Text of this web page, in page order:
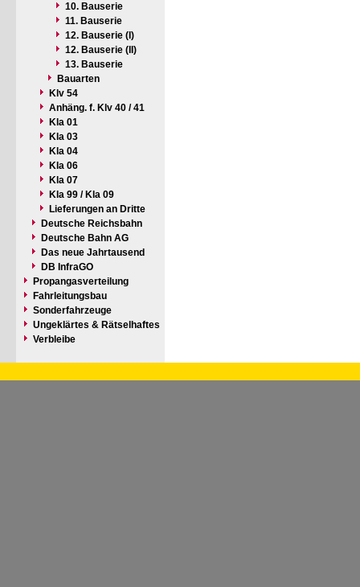
10. Bauserie
11. Bauserie
12. Bauserie (I)
12. Bauserie (II)
13. Bauserie
Bauarten
Klv 54
Anhäng. f. Klv 40 / 41
Kla 01
Kla 03
Kla 04
Kla 06
Kla 07
Kla 99 / Kla 09
Lieferungen an Dritte
Deutsche Reichsbahn
Deutsche Bahn AG
Das neue Jahrtausend
DB InfraGO
Propangasverteilung
Fahrleitungsbau
Sonderfahrzeuge
Ungeklärtes & Rätselhaftes
Verbleibe